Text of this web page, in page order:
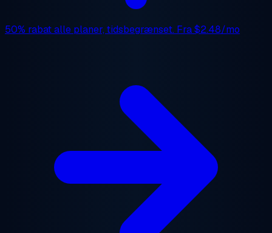
50% rabatalle planer, tidsbegrænset. Fra$2.48/mo